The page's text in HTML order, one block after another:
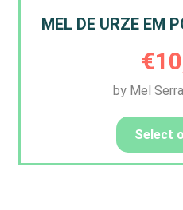
MEL DE URZE EM
€
by Mel
Select